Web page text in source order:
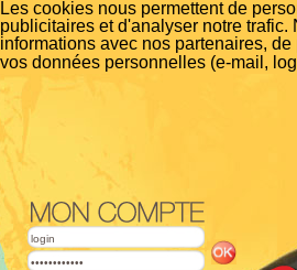
Les cookies nous permettent de
publicitaires et d'analyser notre
informations avec nos partenaires,
vos données personnelles (e-mail,